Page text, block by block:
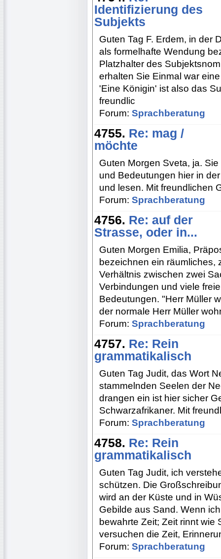
Identifizierung des
Subjekts
Guten Tag F. Erdem, in der
als formelhafte Wendung
Platzhalter des
erhalten Sie Einmal war
'Eine Königin' ist also das
freundlic
Forum: Sprachberatung
4755. Re: mag /
möchte
Guten Morgen Sveta, ja.
und Bedeutungen hier in
und lesen. Mit freundlichen
Forum: Sprachberatung
4756. Re: auf der
Strasse, oder in...
Guten Morgen Emilia,
bezeichnen ein räumliches,
Verhältnis zwischen zwei
Verbindungen und viele
Bedeutungen. "Herr Müller
der normale Herr Müller
Forum: Sprachberatung
4757. Re: Rein
grammatikalisch
Guten Tag Judit, das Wort
stammelnden Seelen der
drangen ein ist hier sicher
Schwarzafrikaner. Mit
Forum: Sprachberatung
4758. Re: Rein
grammatikalisch
Guten Tag Judit, ich
schützen. Die
wird an der Küste und in
Gebilde aus Sand. Wenn
bewahrte Zeit; Zeit rinnt wie
versuchen die Zeit,
Forum: Sprachberatung